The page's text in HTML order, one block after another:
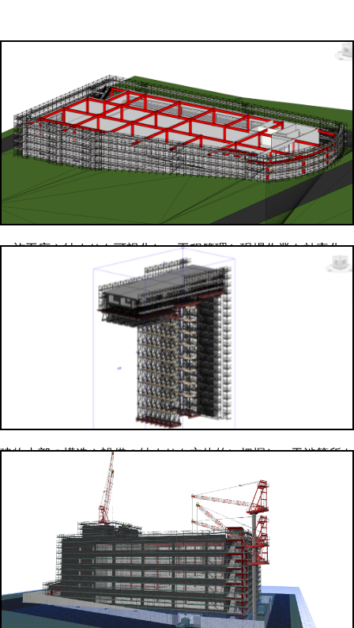
施工序や納まりを可視化し、工程管理と現場作業を効率化
建物内部の構造や設備の納まりを立体的に把握し、干渉箇所を